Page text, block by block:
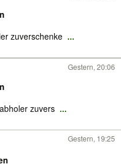
zuverschenke ...
Gestern, 20:06
zuvers ...
Gestern, 19:25